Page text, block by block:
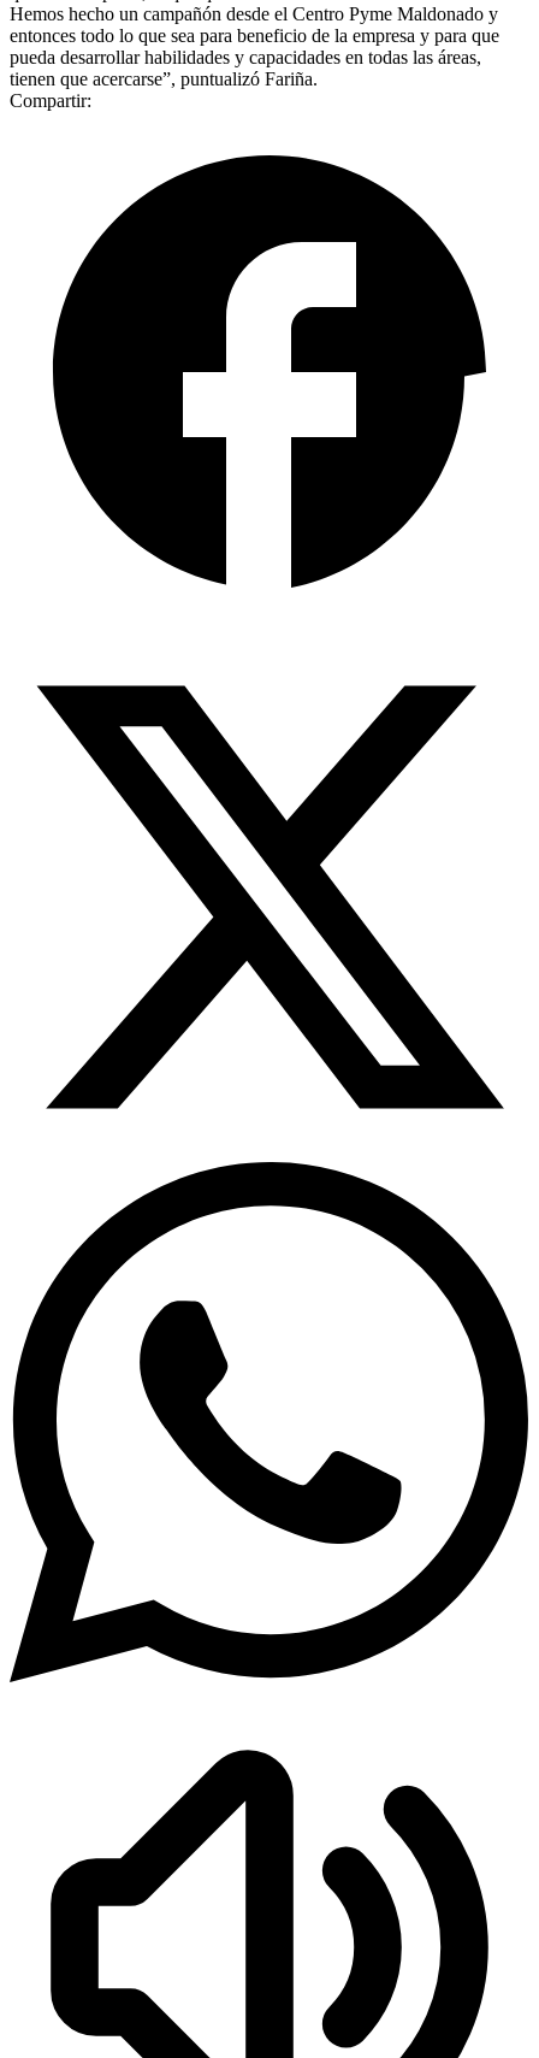
Hemos hecho un campañón desde el Centro Pyme Maldonado y
entonces todo lo que sea para beneficio de la empresa y para que
pueda desarrollar habilidades y capacidades en todas las áreas,
tienen que acercarse”, puntualizó Fariña.
Compartir: